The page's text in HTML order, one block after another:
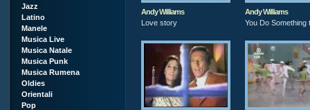
Jazz
Latino
Manele
Musica Live
Musica Natale
Musica Punk
Musica Rumena
Oldies
Orientali
Pop
Andy Williams
Love story
Andy Williams
You Do Something